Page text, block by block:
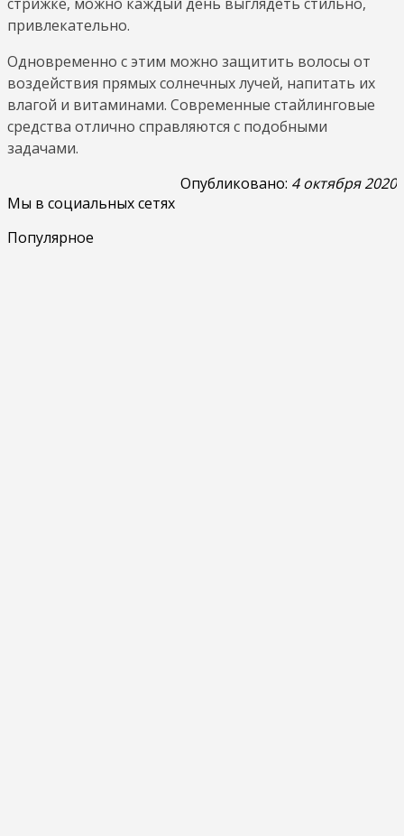
привлекательно.
Одновременно с этим можно защитить волосы от
воздействия прямых солнечных лучей, напитать их
влагой и витаминами. Современные стайлинговые
средства отлично справляются с подобными
задачами.
Опубликовано: 4 октября 2020
Мы в социальных сетях
Популярное